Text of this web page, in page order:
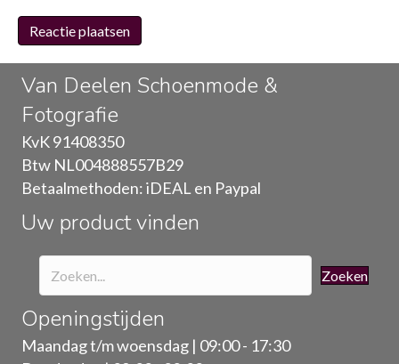
Van Deelen Schoenmode &
Fotografie
KvK 91408350
Btw NL004888557B29
Betaalmethoden: iDEAL en Paypal
Uw product vinden
Zoeken
Openingstijden
Maandag t/m woensdag | 09:00 - 17:30